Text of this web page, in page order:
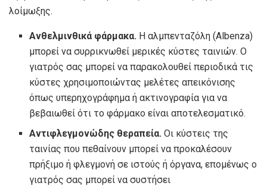
λοίμωξης.
Ανθελμινθικά φάρμακα. Η αλμπενταζόλη (Albenza)
μπορεί να συρρικνωθεί μερικές κύστες ταινιών. Ο
γιατρός σας μπορεί να παρακολουθεί περιοδικά τις
κύστες χρησιμοποιώντας μελέτες απεικόνισης
όπως υπερηχογράφημα ή ακτινογραφία για να
βεβαιωθεί ότι το φάρμακο είναι αποτελεσματικό.
Αντιφλεγμονώδης θεραπεία. Οι κύστεις της
ταινίας που πεθαίνουν μπορεί να προκαλέσουν
πρήξιμο ή φλεγμονή σε ιστούς ή όργανα, επομένως ο
γιατρός σας μπορεί να συστήσει